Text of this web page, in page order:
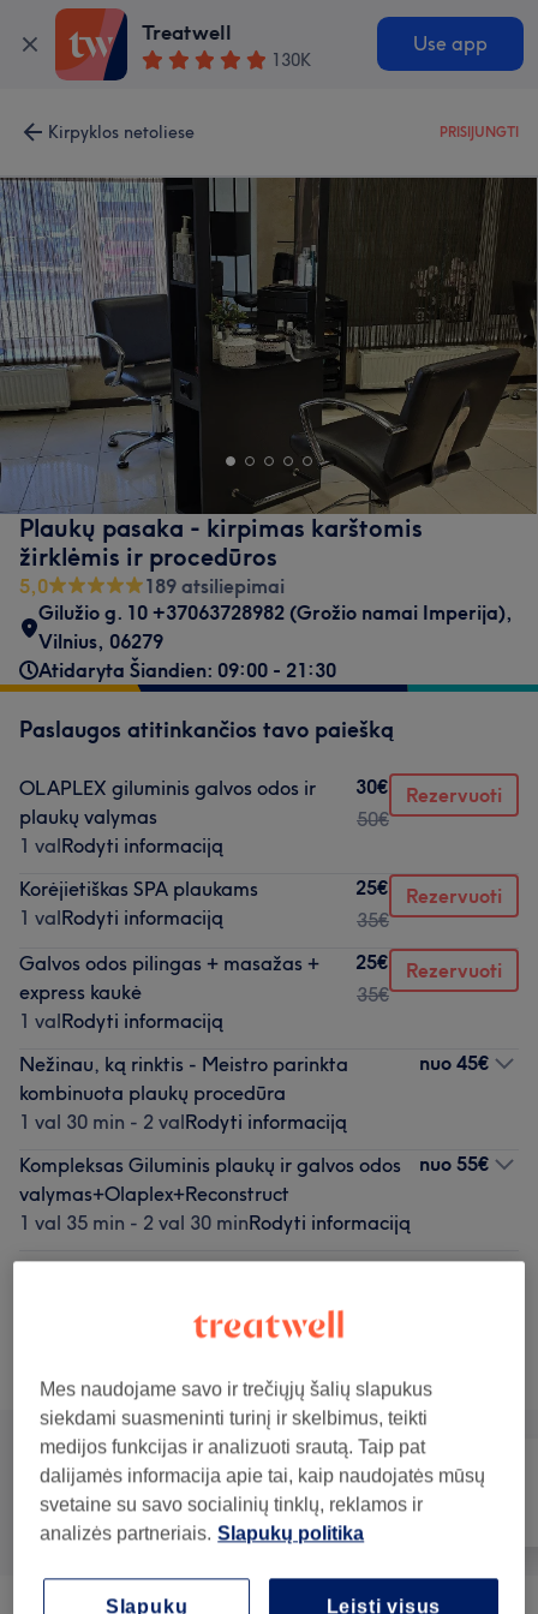
Treatwell
130K
Use app
Kirpyklos netoliese PRISIJUNGTI
Plaukų pasaka - kirpimas karštomis
žirklėmis ir procedūros
5,0
189 atsiliepimai
Gilužio g. 10 +37063728982 (Grožio namai Imperija),
Vilnius, 06279
Atidaryta Šiandien: 09:00 - 21:30
Paslaugos atitinkančios tavo paiešką
OLAPLEX giluminis galvos odos ir
plaukų valymas
1 valRodyti informaciją
30€
50€
Rezervuoti
Korėjietiškas SPA plaukams
1 valRodyti informaciją
25€
35€
Rezervuoti
Galvos odos pilingas + masažas +
express kaukė
1 valRodyti informaciją
25€
35€
Rezervuoti
Nežinau, ką rinktis - Meistro parinkta
kombinuota plaukų procedūra
1 val 30 min - 2 valRodyti informaciją
nuo 45€
Kompleksas Giluminis plaukų ir galvos odos
valymas+Olaplex+Reconstruct
1 val 35 min - 2 val 30 minRodyti informaciją
nuo 55€
Visos paslaugos Plaukai
Mes naudojame savo ir trečiųjų šalių slapukus
siekdami suasmeninti turinį ir skelbimus, teikti
medijos funkcijas ir analizuoti srautą. Taip pat
dalijamės informacija apie tai, kaip naudojatės mūsų
svetaine su savo socialinių tinklų, reklamos ir
analizės partneriais. Slapukų politika
Leisti visus
Slapukų